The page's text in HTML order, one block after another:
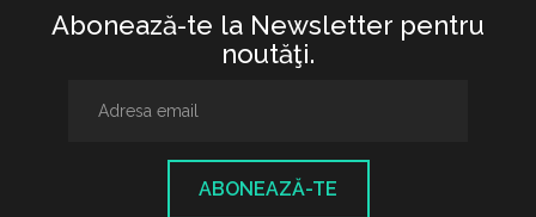
Abonează-te la Newsletter pentru
noutăţi.
ABONEAZĂ-TE